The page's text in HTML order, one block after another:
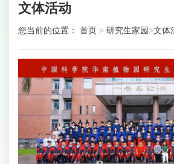
文体活动
您当前的位置： 首页 > 研究生家园>文体